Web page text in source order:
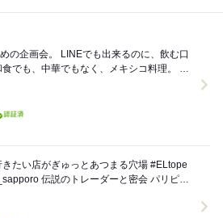
出来るのに、飲む口